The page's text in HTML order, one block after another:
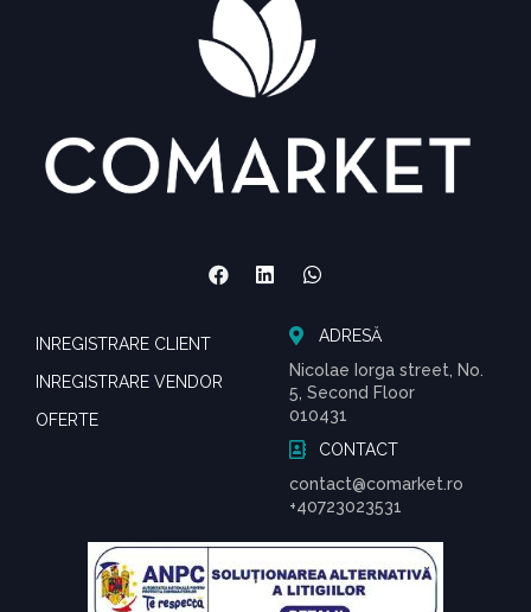
INREGISTRARE CLIENT
INREGISTRARE VENDOR
OFERTE
ADRESĂ
Nicolae Iorga street, No.
5, Second Floor
010431
CONTACT
contact@comarket.ro
+40723023531